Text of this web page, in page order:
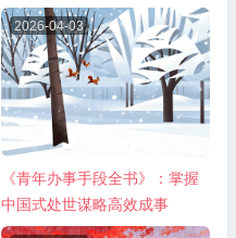
2026-04-03
《青年办事手段全书》：掌握
中国式处世谋略高效成事